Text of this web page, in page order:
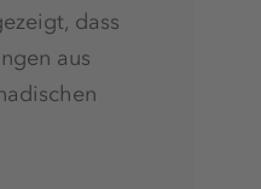
dass
aus